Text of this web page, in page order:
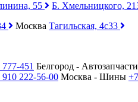
55 Б. Хмельницкого,
Москва Тагильская, 4с33
451 Белгород - Автозапчасти
910 222-56-00 Москва - Шины